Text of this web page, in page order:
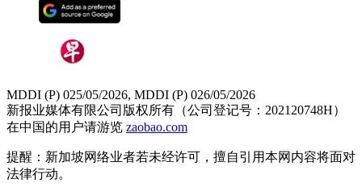
MDDI (P) 025/05/2026, MDDI (P) 026/05/2026
新报业媒体有限公司版权所有（公司登记号：202120748H）
在中国的用户请游览 zaobao.com
提醒：新加坡网络业者若未经许可，擅自引用本网内容将面对
法律行动。